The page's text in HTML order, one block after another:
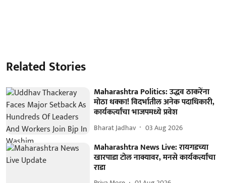
Related Stories
Maharashtra Politics: उद्धव ठाकरेंना
मोठा धक्का! विदर्भातील अनेक पदाधिकारी,
कार्यकर्त्यांचा भाजपमध्ये प्रवेश
Bharat Jadhav 03 Aug 2026
Maharashtra News Live: रायगडच्या
खारपाडा टोल नाक्यावर, मनसे कार्यकर्त्यांचा
राडा